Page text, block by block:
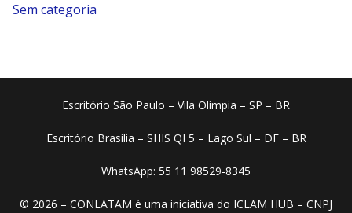
Sem categoria
Escritório São Paulo – Vila Olímpia – SP – BR
Escritório Brasília – SHIS QI 5 – Lago Sul – DF – BR
WhatsApp: 55 11 98529-8345
© 2026 – CONLATAM é uma iniciativa do ICLAM HUB – CNPJ